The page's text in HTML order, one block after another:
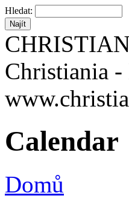
Hledat:
Christiania
Calendar
Domů